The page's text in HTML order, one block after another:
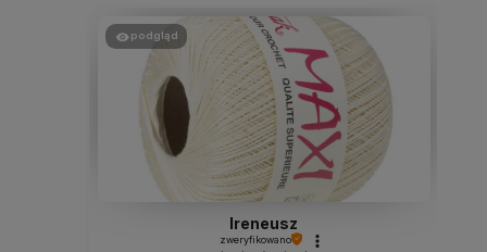
podgląd
Ireneusz
zweryfikowano